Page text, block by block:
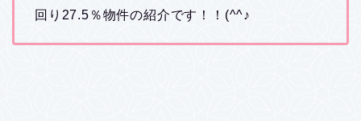
回り27.5％物件の紹介です！！(^^♪